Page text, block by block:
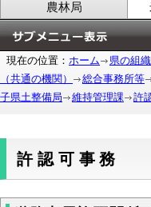
農林局
現在の位置： ホーム 県の組
（共通の機関）
総合事務所等
子県土整備局
維持管理課 許
許認可事務